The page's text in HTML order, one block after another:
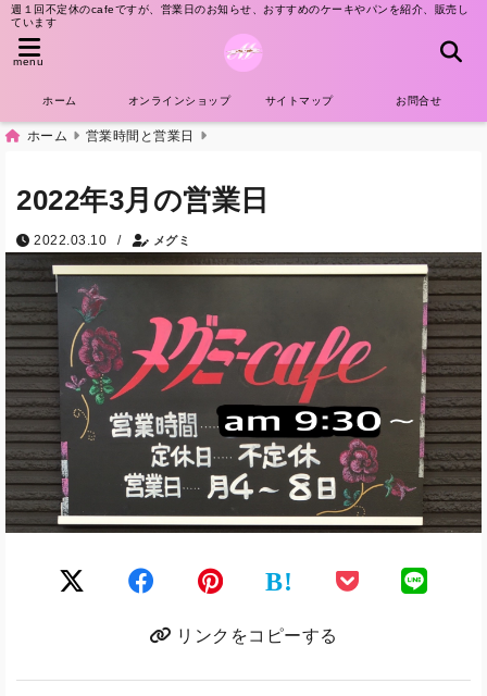
週１回不定休のcafeですが、営業日のお知らせ、おすすめのケーキやパンを紹介、販売し
ています
menu
ホーム オンラインショップ サイトマップ お問合せ
ホーム 営業時間と営業日
2022年3月の営業日
2022.03.10 / メグミ
B!
リンクをコピーする